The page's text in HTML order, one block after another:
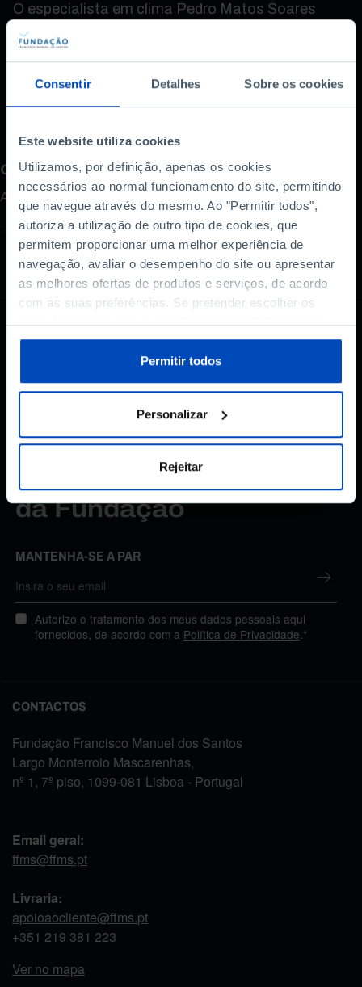
Consentir Detalhes Sobre os cookies
Este website utiliza cookies
Utilizamos, por definição, apenas os cookies
necessários ao normal funcionamento do site, permitindo
que navegue através do mesmo. Ao "Permitir todos",
autoriza a utilização de outro tipo de cookies, que
permitem proporcionar uma melhor experiência de
navegação, avaliar o desempenho do site ou apresentar
as melhores ofertas de produtos e serviços, de acordo
com as suas preferências. Se pretender escolher os
tipos de cookies, clique em "Personalizar". Saiba mais
sobre cookies através da gestão de preferências ou da
Política de Cookies.
Permitir todos
Personalizar
Rejeitar
O especialista em clima Pedro Matos Soares
explica como podemos perspetivar o futuro e
mitigar os efeitos das alterações climáticas no
Mês da Ciência e da Educação.
Como avalia este conteúdo?
A sua opinião é importante.
Subscreva a newsletter
da Fundação
MANTENHA-SE A PAR
Autorizo o tratamento dos meus dados pessoais aqui
fornecidos, de acordo com a Política de Privacidade .*
CONTACTOS
Fundação Francisco Manuel dos Santos
Largo Monterroio Mascarenhas,
nº 1, 7º piso, 1099-081 Lisboa - Portugal
Email geral:
ffms@ffms.pt
Livraria:
apoioaocliente@ffms.pt
+351 219 381 223
Ver no mapa